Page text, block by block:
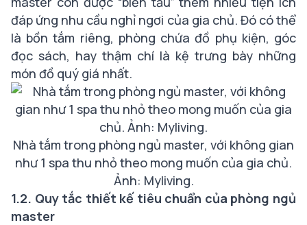
đáp ứng nhu cầu nghỉ ngơi của gia chủ. Đó có thể
là bồn tắm riêng, phòng chứa đồ phụ kiện, góc
đọc sách, hay thậm chí là kệ trưng bày những
món đồ quý giá nhất.
Nhà tắm trong phòng ngủ master, với không gian
như 1 spa thu nhỏ theo mong muốn của gia chủ.
Ảnh: Myliving.
1.2. Quy tắc thiết kế tiêu chuẩn của phòng ngủ
master